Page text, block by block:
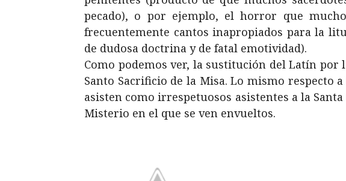
pecado), o por ejemplo, el horror que
frecuentemente cantos inapropiados para la
de dudosa doctrina y de fatal emotividad).
Como podemos ver, la sustitución del Latín
Santo Sacrificio de la Misa. Lo mismo respecto
asisten como irrespetuosos asistentes a la
Misterio en el que se ven envueltos.